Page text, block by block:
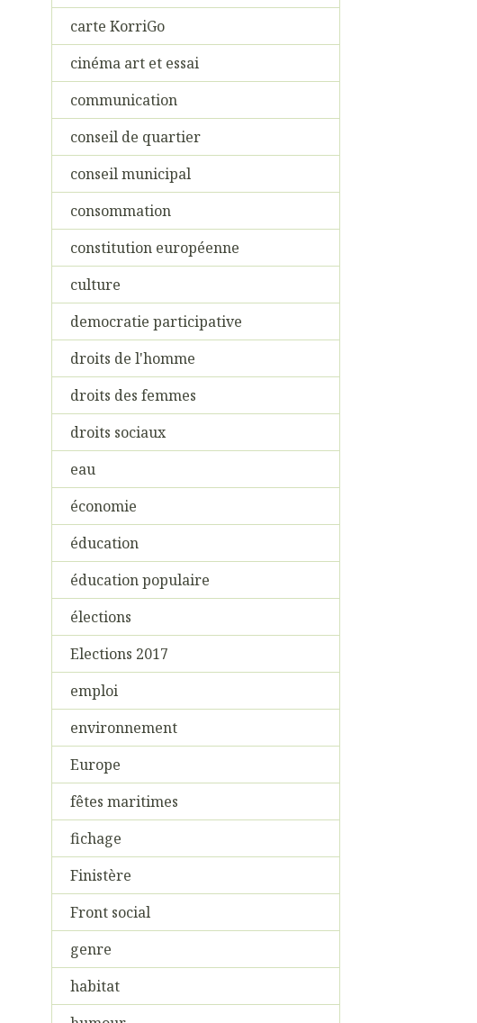
carte KorriGo
cinéma art et essai
communication
conseil de quartier
conseil municipal
consommation
constitution européenne
culture
democratie participative
droits de l'homme
droits des femmes
droits sociaux
eau
économie
éducation
éducation populaire
élections
Elections 2017
emploi
environnement
Europe
fêtes maritimes
fichage
Finistère
Front social
genre
habitat